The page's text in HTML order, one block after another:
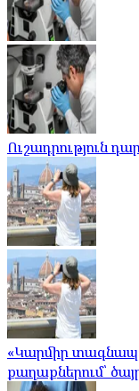
Ուշադրություն
«Կարմիր
քաղաքներում՝